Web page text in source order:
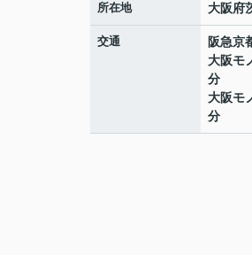
所在地 大阪府
交通 阪急京
大阪モ
分
大阪モ
分